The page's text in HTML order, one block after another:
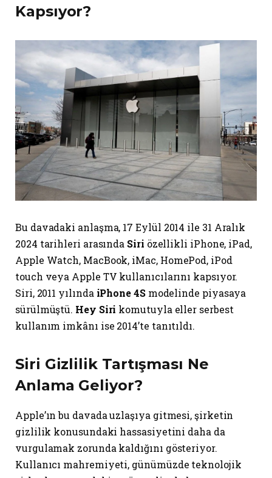
Kapsıyor?
Bu davadaki anlaşma, 17 Eylül 2014 ile 31 Aralık
2024 tarihleri arasında Siri özellikli iPhone, iPad,
Apple Watch, MacBook, iMac, HomePod, iPod
touch veya Apple TV kullanıcılarını kapsıyor.
Siri, 2011 yılında iPhone 4Smodelinde piyasaya
sürülmüştü. Hey Siri komutuyla eller serbest
kullanım imkânı ise 2014’te tanıtıldı.
Siri Gizlilik Tartışması Ne
Anlama Geliyor?
Apple’ın bu davada uzlaşıya gitmesi, şirketin
gizlilik konusundaki hassasiyetini daha da
vurgulamak zorunda kaldığını gösteriyor.
Kullanıcı mahremiyeti, günümüzde teknolojik